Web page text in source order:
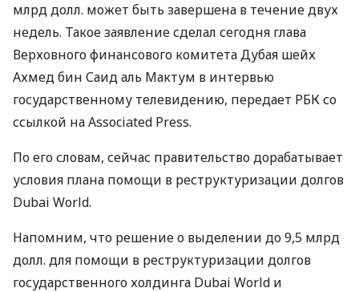
млрд долл. может быть завершена в течение двух
недель. Такое заявление сделал сегодня глава
Верховного финансового комитета Дубая шейх
Ахмед бин Саид аль Мактум в интервью
государственному телевидению, передает РБК со
ссылкой на Associated Press.
По его словам, сейчас правительство дорабатывает
условия плана помощи в реструктуризации долгов
Dubai World.
Напомним, что решение о выделении до 9,5 млрд
долл. для помощи в реструктуризации долгов
государственного холдинга Dubai World и